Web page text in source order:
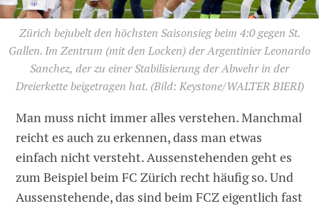
Zürich bejubelt den höchsten Saisonsieg beim 4:0 gegen St.
Gallen. Im Zentrum (mit den Locken) der Argentinier Leonardo
Sanchez, der zu einer Stabilisierung der Abwehr in der
Dreierkette beigetragen hat.(Bild: Keystone/WALTER BIERI)
Man muss nicht immer alles verstehen. Manchmal
reicht es auch zu erkennen, dass man etwas
einfach nicht versteht. Aussenstehenden geht es
zum Beispiel beim FC Zürich recht häufig so. Und
Aussenstehende, das sind beim FCZ eigentlich fast